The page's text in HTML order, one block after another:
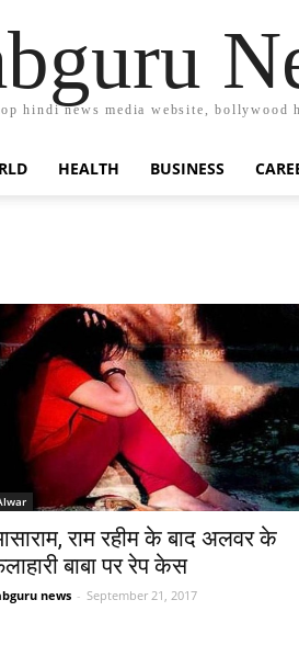
hindi news media website,
HEALTH BUSINESS
राम रहीम के बाद अलवर के
बाबा पर रेप केस
news - September 21, 2017